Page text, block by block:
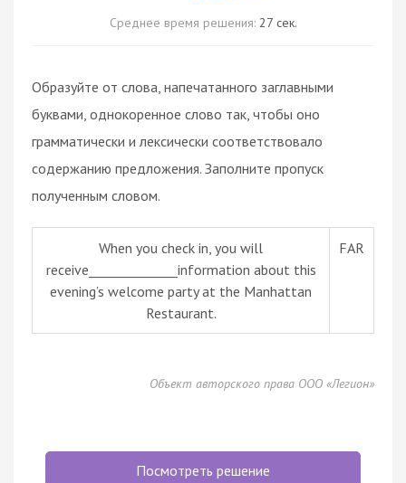
Среднее время решения: 27 сек.
Образуйте от слова, напечатанного заглавными
буквами, однокоренное слово так, чтобы оно
грамматически и лексически соответствовало
содержанию предложения. Заполните пропуск
полученным словом.
When you check in, you will
receive______________information about this
evening’s welcome party at the Manhattan
Restaurant.
FAR
Объект авторского права ООО «Легион»
Посмотреть решение